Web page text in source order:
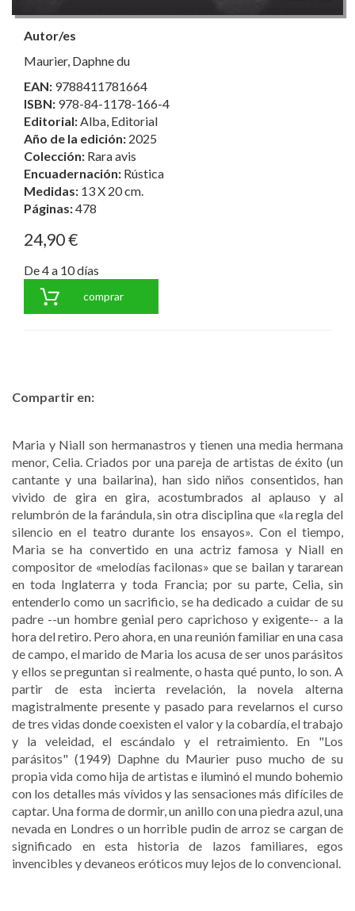
Autor/es
Maurier, Daphne du
EAN: 9788411781664
ISBN: 978-84-1178-166-4
Editorial:Alba, Editorial
Año de la edición: 2025
Colección: Rara avis
Encuadernación: Rústica
Medidas: 13 X 20 cm.
Páginas:478
24,90 €
De 4 a 10 días
comprar
Compartir en:
Maria y Niall son hermanastros y tienen una media hermana
menor, Celia. Criados por una pareja de artistas de éxito (un
cantante y una bailarina), han sido niños consentidos, han
vivido de gira en gira, acostumbrados al aplauso y al
relumbrón de la farándula, sin otra disciplina que «la regla del
silencio en el teatro durante los ensayos». Con el tiempo,
Maria se ha convertido en una actriz famosa y Niall en
compositor de «melodías facilonas» que se bailan y tararean
en toda Inglaterra y toda Francia; por su parte, Celia, sin
entenderlo como un sacrificio, se ha dedicado a cuidar de su
padre --un hombre genial pero caprichoso y exigente-- a la
hora del retiro. Pero ahora, en una reunión familiar en una casa
de campo, el marido de Maria los acusa de ser unos parásitos
y ellos se preguntan si realmente, o hasta qué punto, lo son. A
partir de esta incierta revelación, la novela alterna
magistralmente presente y pasado para revelarnos el curso
de tres vidas donde coexisten el valor y la cobardía, el trabajo
y la veleidad, el escándalo y el retraimiento. En "Los
parásitos" (1949) Daphne du Maurier puso mucho de su
propia vida como hija de artistas e iluminó el mundo bohemio
con los detalles más vívidos y las sensaciones más difíciles de
captar. Una forma de dormir, un anillo con una piedra azul, una
nevada en Londres o un horrible pudin de arroz se cargan de
significado en esta historia de lazos familiares, egos
invencibles y devaneos eróticos muy lejos de lo convencional.